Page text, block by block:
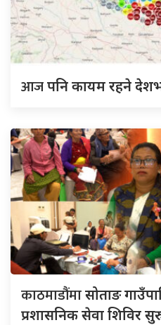
आजपनि कायम रहने
काठमाडौंमासोताङ
प्रशासनिक सेवा शिविर